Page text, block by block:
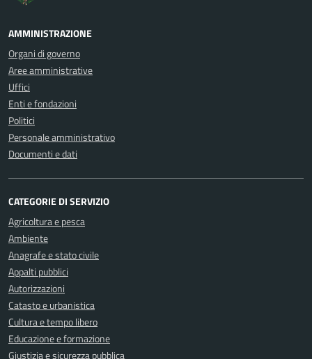
AMMINISTRAZIONE
Organi di governo
Aree amministrative
Uffici
Enti e fondazioni
Politici
Personale amministrativo
Documenti e dati
CATEGORIE DI SERVIZIO
Agricoltura e pesca
Ambiente
Anagrafe e stato civile
Appalti pubblici
Autorizzazioni
Catasto e urbanistica
Cultura e tempo libero
Educazione e formazione
Giustizia e sicurezza pubblica